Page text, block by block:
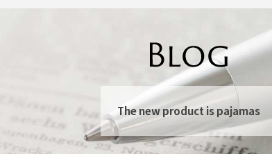
The new product is pajamas